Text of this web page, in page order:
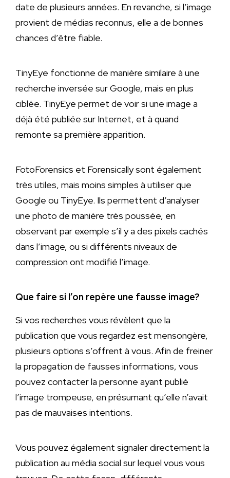
date de plusieurs années. En revanche, si l’image
provient de médias reconnus, elle a de bonnes
chances d’être fiable.
TinyEye fonctionne de manière similaire à une
recherche inversée sur Google, mais en plus
ciblée. TinyEye permet de voir si une image a
déjà été publiée sur Internet, et à quand
remonte sa première apparition.
FotoForensics et Forensically sont également
très utiles, mais moins simples à utiliser que
Google ou TinyEye. Ils permettent d’analyser
une photo de manière très poussée, en
observant par exemple s’il y a des pixels cachés
dans l’image, ou si différents niveaux de
compression ont modifié l’image.
Que faire si l’on repère une fausse image?
Si vos recherches vous révèlent que la
publication que vous regardez est mensongère,
plusieurs options s’offrent à vous. Afin de freiner
la propagation de fausses informations, vous
pouvez contacter la personne ayant publié
l’image trompeuse, en présumant qu’elle n’avait
pas de mauvaises intentions.
Vous pouvez également signaler directement la
publication au média social sur lequel vous vous